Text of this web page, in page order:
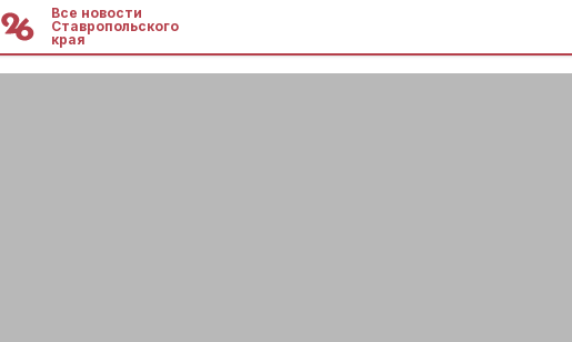
Все новости
Ставропольского
края